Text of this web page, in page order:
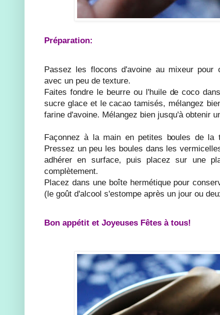
Préparation:
Passez les flocons d'avoine au mixeur pour
avec un peu de texture.
Faites fondre le beurre ou l'huile de coco
sucre glace et le cacao tamisés, mélangez
farine d'avoine. Mélangez bien jusqu'à obtenir
Façonnez à la main en petites boules de la
Pressez un peu les boules dans les
adhérer en surface, puis placez sur une
complètement.
Placez dans une boîte hermétique pour
(le goût d'alcool s'estompe après un jour ou
Bon appétit et Joyeuses Fêtes à tous!